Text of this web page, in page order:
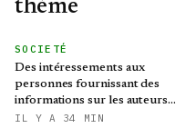
thème
SOCIETÉ
Des intéressements aux
personnes fournissant des
informations sur les auteurs
d’infractions liées aux stupéfiants
IL Y A 34 MIN